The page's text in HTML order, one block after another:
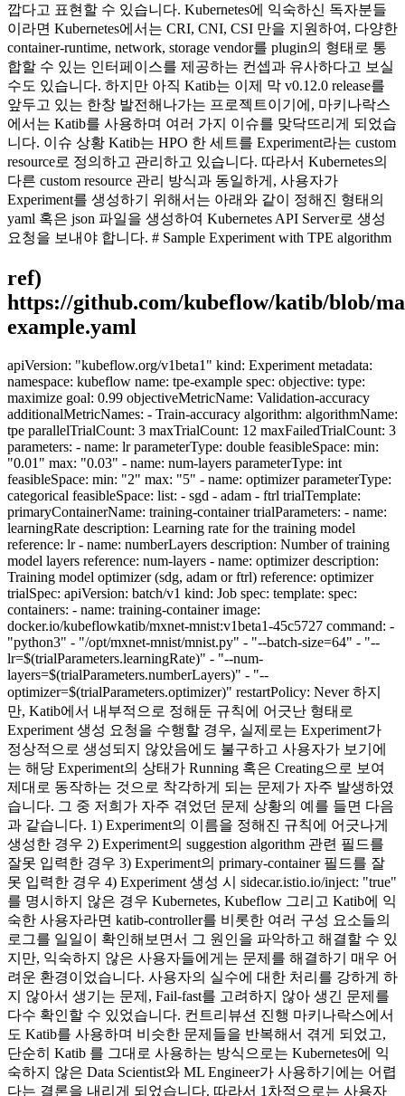
깝다고 표현할 수 있습니다. Kubernetes에 익숙하신 독자분들
이라면 Kubernetes에서는 CRI, CNI, CSI 만을 지원하여, 다양한
container-runtime, network, storage vendor를 plugin의 형태로 통
합할 수 있는 인터페이스를 제공하는 컨셉과 유사하다고 보실
수도 있습니다. 하지만 아직 Katib는 이제 막 v0.12.0 release를
앞두고 있는 한창 발전해나가는 프로젝트이기에, 마키나락스
에서는 Katib를 사용하며 여러 가지 이슈를 맞닥뜨리게 되었습
니다. 이슈 상황 Katib는 HPO 한 세트를 Experiment라는 custom
resource로 정의하고 관리하고 있습니다. 따라서 Kubernetes의
다른 custom resource 관리 방식과 동일하게, 사용자가
Experiment를 생성하기 위해서는 아래와 같이 정해진 형태의
yaml 혹은 json 파일을 생성하여 Kubernetes API Server로 생성
요청을 보내야 합니다. # Sample Experiment with TPE algorithm
ref)
https://github.com/kubeflow/katib/blob/
example.yaml
apiVersion: "kubeflow.org/v1beta1" kind: Experiment metadata:
namespace: kubeflow name: tpe-example spec: objective: type:
maximize goal: 0.99 objectiveMetricName: Validation-accuracy
additionalMetricNames: - Train-accuracy algorithm: algorithmName:
tpe parallelTrialCount: 3 maxTrialCount: 12 maxFailedTrialCount: 3
parameters: - name: lr parameterType: double feasibleSpace: min:
"0.01" max: "0.03" - name: num-layers parameterType: int
feasibleSpace: min: "2" max: "5" - name: optimizer parameterType:
categorical feasibleSpace: list: - sgd - adam - ftrl trialTemplate:
primaryContainerName: training-container trialParameters: - name:
learningRate description: Learning rate for the training model
reference: lr - name: numberLayers description: Number of training
model layers reference: num-layers - name: optimizer description:
Training model optimizer (sdg, adam or ftrl) reference: optimizer
trialSpec: apiVersion: batch/v1 kind: Job spec: template: spec:
containers: - name: training-container image:
docker.io/kubeflowkatib/mxnet-mnist:v1beta1-45c5727 command: -
"python3" - "/opt/mxnet-mnist/mnist.py" - "--batch-size=64" - "--
lr=$(trialParameters.learningRate)" - "--num-
layers=$(trialParameters.numberLayers)" - "--
optimizer=$(trialParameters.optimizer)" restartPolicy: Never 하지
만, Katib에서 내부적으로 정해둔 규칙에 어긋난 형태로
Experiment 생성 요청을 수행할 경우, 실제로는 Experiment가
정상적으로 생성되지 않았음에도 불구하고 사용자가 보기에
는 해당 Experiment의 상태가 Running 혹은 Creating으로 보여
제대로 동작하는 것으로 착각하게 되는 문제가 자주 발생하였
습니다. 그 중 저희가 자주 겪었던 문제 상황의 예를 들면 다음
과 같습니다. 1) Experiment의 이름을 정해진 규칙에 어긋나게
생성한 경우 2) Experiment의 suggestion algorithm 관련 필드를
잘못 입력한 경우 3) Experiment의 primary-container 필드를 잘
못 입력한 경우 4) Experiment 생성 시 sidecar.istio.io/inject: "true"
를 명시하지 않은 경우 Kubernetes, Kubeflow 그리고 Katib에 익
숙한 사용자라면 katib-controller를 비롯한 여러 구성 요소들의
로그를 일일이 확인해보면서 그 원인을 파악하고 해결할 수 있
지만, 익숙하지 않은 사용자들에게는 문제를 해결하기 매우 어
려운 환경이었습니다. 사용자의 실수에 대한 처리를 강하게 하
지 않아서 생기는 문제, Fail-fast를 고려하지 않아 생긴 문제를
다수 확인할 수 있었습니다. 컨트리뷰션 진행 마키나락스에서
도 Katib를 사용하며 비슷한 문제들을 반복해서 겪게 되었고,
단순히 Katib 를 그대로 사용하는 방식으로는 Kubernetes에 익
숙하지 않은 Data Scientist와 ML Engineer가 사용하기에는 어렵
다는 결론을 내리게 되었습니다. 따라서 1차적으로는 사용자